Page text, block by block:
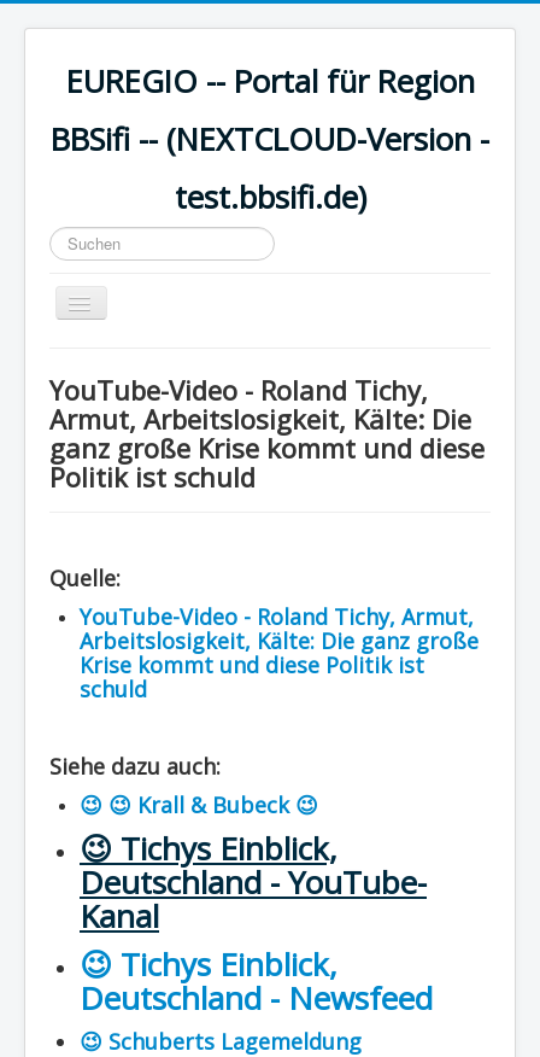
EUREGIO -- Portal für Region
BBSifi -- (NEXTCLOUD-Version -
test.bbsifi.de)
Suchen
...
Navigation
an/aus
H A U P T M E N Ü
EUREGIO - Inhalte
KULTUR
Region - BBSifi
Verlag
YouTube-Video - Roland Tichy,
Armut, Arbeitslosigkeit, Kälte: Die
ganz große Krise kommt und diese
Politik ist schuld
Quelle:
YouTube-Video - Roland Tichy, Armut,
Arbeitslosigkeit, Kälte: Die ganz große
Krise kommt und diese Politik ist
schuld
Siehe dazu auch:
😉 😉 Krall & Bubeck 😉
😉 Tichys Einblick,
Deutschland - YouTube-
Kanal
😉 Tichys Einblick,
Deutschland - Newsfeed
😉 Schuberts Lagemeldung